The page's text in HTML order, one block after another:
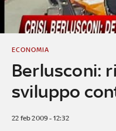
Berlusconi:
sviluppo
ECONOMIA
22 feb 2009 - 12:32